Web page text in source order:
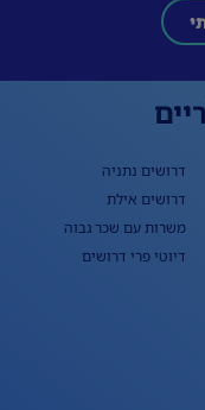
דרושים נתניה
דרושים אילת
משרות עם שכר גבוה
דיוטי פרי דרושים